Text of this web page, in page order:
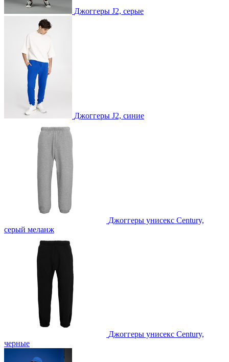
Джоггеры J2, серые
Джоггеры J2, синие
Джоггеры унисекс Century,
серый меланж
Джоггеры унисекс Century,
черные